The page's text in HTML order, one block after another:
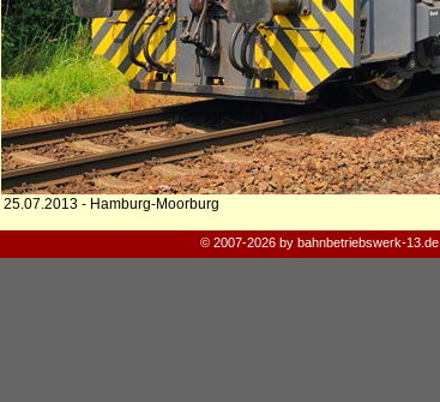
25.07.2013 - Hamburg-Moorburg
© 2007-2026 by bahnbetriebswerk-13.de